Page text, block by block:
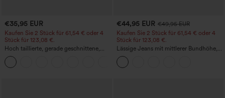
€35,95 EUR
Kaufen Sie 2 Stück für 61,54 € oder 4
Stück für 123,08 €.
Hoch taillierte, gerade geschnittene,
legere Leinen-Optik-Hose mit Taschen
€44,95 EUR €49,95 EUR
Kaufen Sie 2 Stück für 61,54 € oder 4
Stück für 123,08 €.
Lässige Jeans mit mittlerer Bundhöhe,
Kordelzug und Taschen